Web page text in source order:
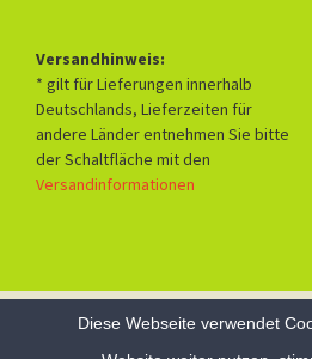
Versandhinweis:
* gilt für Lieferungen innerhalb
Deutschlands, Lieferzeiten für
andere Länder entnehmen Sie bitte
der Schaltfläche mit den
Versandinformationen
Diese Webseite verwendet